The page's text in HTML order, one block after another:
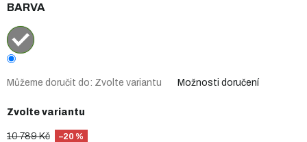
10 789 Kč –20 %
Zvolte variantu
BARVA
Můžeme doručit do: Zvolte variantu Možnosti doručení